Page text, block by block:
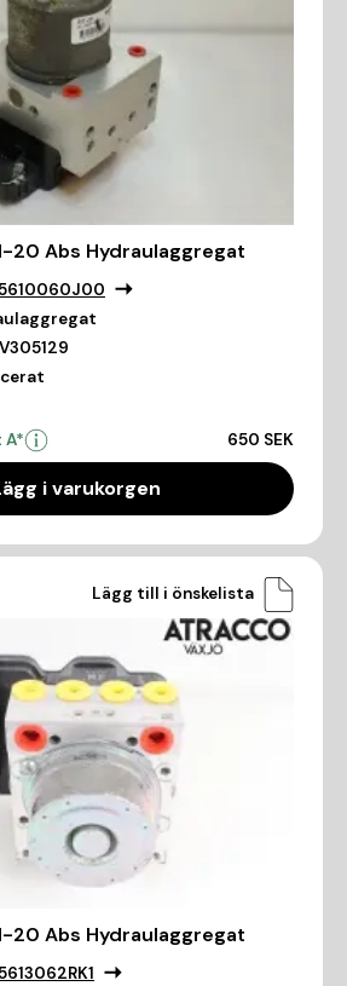
20 Abs Hydraulaggregat
V305129
650 SEK
i varukorgen
Lägg till i önskelista
20 Abs Hydraulaggregat